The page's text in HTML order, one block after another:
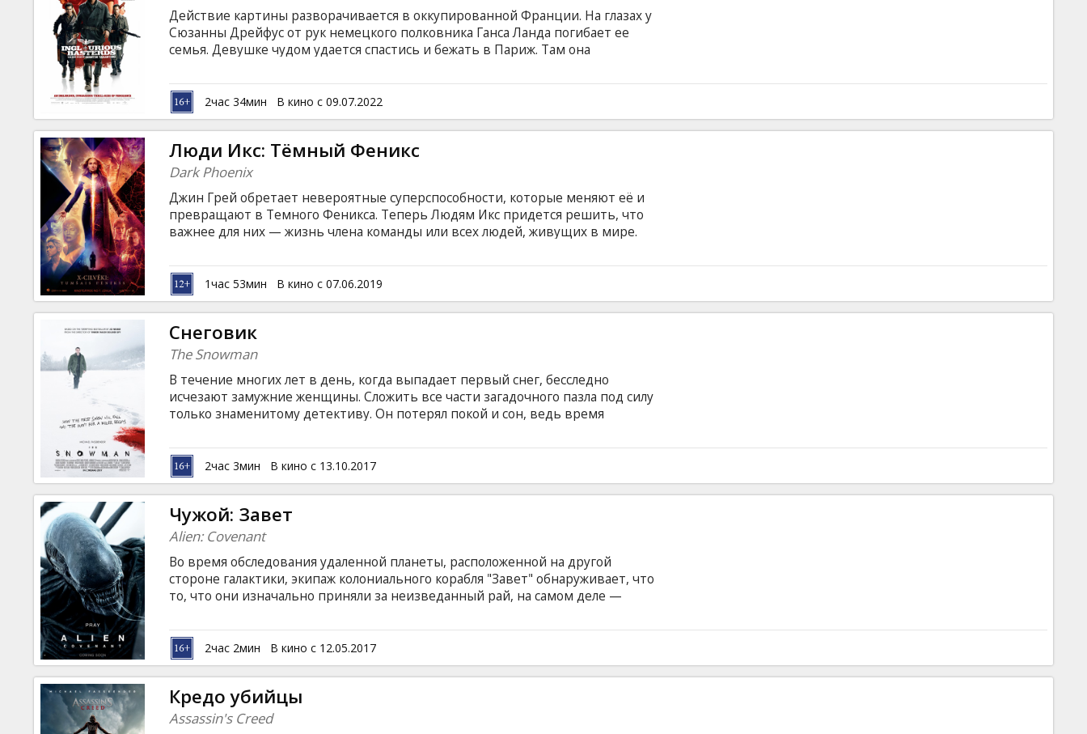
Действие картины разворачивается в оккупированной Франции. На глазах у
Сюзанны Дрейфус от рук немецкого полковника Ганса Ланда погибает ее
семья. Девушке чудом удается спастиcь и бежать в Париж. Там она
лейтенант Альдо Рэйн собирает группу еврейских солдат, именующих себя
«Ублюдками». К ним примыкает тайный агент Бриджет фон Хаммерсмарк,
выдающая себя за актрису. Обе сюжетные линии пересекаются, когда
диверсанты встречаются в кинотеатре с Сюзанной, мечтающей отомстить
обидчикам. Фильм будет показан в 4К ремастере.
2час 34мин В кино с 09.07.2022
Люди Икс: Тёмный Феникс
Dark Phoenix
Джин Грей обретает невероятные суперспособности, которые меняют её и
превращают в Темного Феникса. Теперь Людям Икс придется решить, что
важнее для них — жизнь члена команды или всех людей, живущих в мире.
1час 53мин В кино с 07.06.2019
Снеговик
The Snowman
В течение многих лет в день, когда выпадает первый снег, бесследно
исчезают замужние женщины. Сложить все части загадочного пазла под силу
только знаменитому детективу. Он потерял покой и сон, ведь время
языке с субтитрами на латышском и русском языках.
2час 3мин В кино с 13.10.2017
Чужой: Завет
Alien: Covenant
Во время обследования удаленной планеты, расположенной на другой
стороне галактики, экипаж колониального корабля "Завет" обнаруживает, что
то, что они изначально приняли за неизведанный рай, на самом деле —
латышском и русском языках.
2час 2мин В кино с 12.05.2017
Кредо убийцы
Assassin's Creed